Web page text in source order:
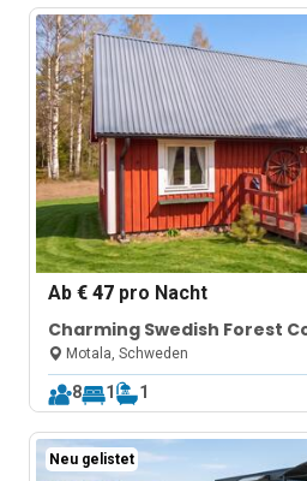
Ab€ 47 pro Nacht
Charming Swedish Forest
Motala, Schweden
8 1 1
Neu gelistet